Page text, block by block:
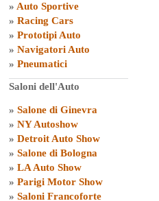
» Auto Sportive
» Racing Cars
» Prototipi Auto
» Navigatori Auto
» Pneumatici
Saloni dell'Auto
» Salone di Ginevra
» NY Autoshow
» Detroit Auto Show
» Salone di Bologna
» LA Auto Show
» Parigi Motor Show
» Saloni Francoforte